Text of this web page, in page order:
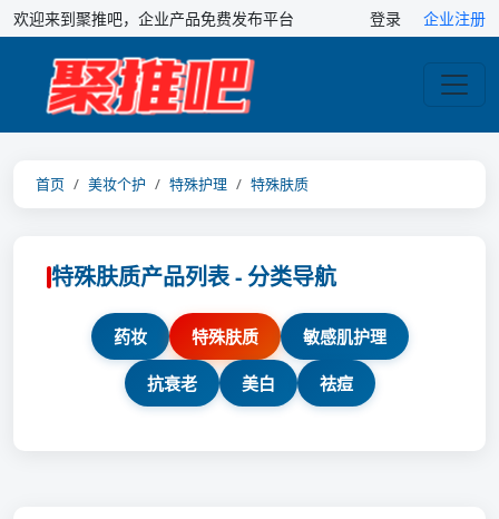
欢迎来到聚推吧，企业产品免费发布平台 登录 企业注册
首页 美妆个护 特殊护理 特殊肤质
特殊肤质产品列表 - 分类导航
药妆 特殊肤质 敏感肌护理
抗衰老 美白 祛痘